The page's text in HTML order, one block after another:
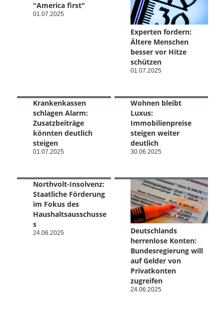
"America first"
01.07.2025
Experten fordern:
Ältere Menschen
besser vor Hitze
schützen
01.07.2025
Krankenkassen
schlagen Alarm:
Zusatzbeiträge
könnten deutlich
steigen
01.07.2025
Wohnen bleibt
Luxus:
Immobilienpreise
steigen weiter
deutlich
30.06.2025
Northvolt-Insolvenz:
Staatliche Förderung
im Fokus des
Haushaltsausschusse
s
24.06.2025
Deutschlands
herrenlose Konten:
Bundesregierung will
auf Gelder von
Privatkonten
zugreifen
24.06.2025